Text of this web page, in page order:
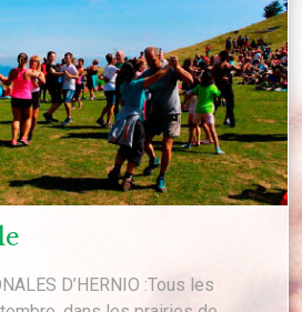
D’HERNIO :Tous les